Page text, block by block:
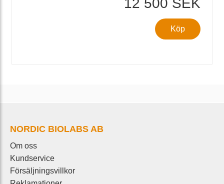
12 500 SEK
Köp
NORDIC BIOLABS AB
Om oss
Kundservice
Försäljningsvillkor